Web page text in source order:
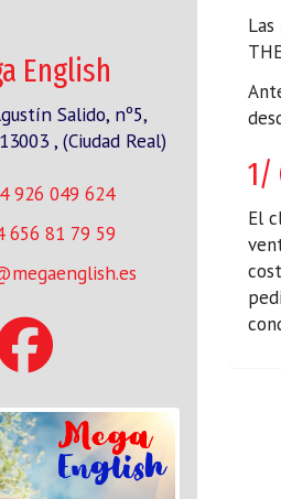
1/
El
English
Salido, nº5,
13003 , (Ciudad Real)
926 049 624
656 81 79 59
megaenglish.es